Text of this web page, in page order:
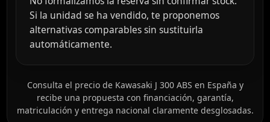
Si la unidad se ha vendido, te proponemos
alternativas comparables sin sustituirla
automáticamente.
Consulta el precio de Kawasaki J 300 ABS en España y
recibe una propuesta con financiación, garantía,
matriculación y entrega nacional claramente desglosadas.